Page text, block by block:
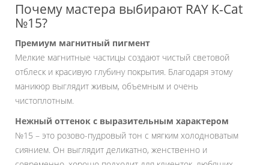
Почему мастера выбирают RAY K-Cat
№15?
Премиум магнитный пигмент
Мелкие магнитные частицы создают чистый световой
отблеск и красивую глубину покрытия. Благодаря этому
маникюр выглядит живым, объемным и очень
чистоплотным.
Нежный оттенок с выразительным характером
№15 – это розово-пудровый тон с мягким холодноватым
сиянием. Он выглядит деликатно, женственно и